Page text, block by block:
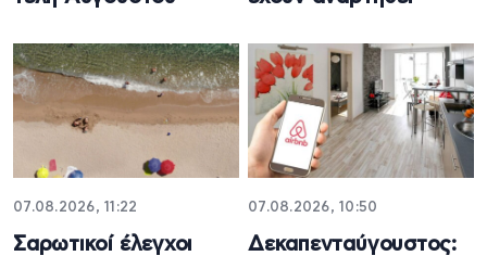
07.08.2026, 11:22
Σαρωτικοί έλεγχοι
07.08.2026, 10:50
Δεκαπενταύγουστος: